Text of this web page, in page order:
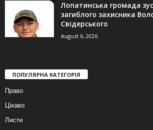
Лопатинська громада
загиблого захисника
Свідерського
August 6, 2026
ПОПУЛЯРНА КАТЕГОРІЯ
Право
Цікаво
Листи